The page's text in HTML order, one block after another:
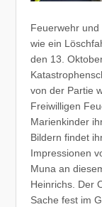
Feuerwehr
wie ein
den 13.
von der Partie
Freiwilligen
Marienkinder
Bildern findet
Impressionen
Muna an
Heinrichs. Der
Sache fest im